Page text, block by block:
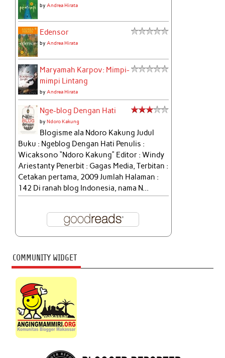
byAndrea Hirata
Edensor
byAndrea Hirata
Maryamah Karpov: Mimpi-
mimpi Lintang
byAndrea Hirata
Nge-blog Dengan Hati
byNdoro Kakung
Blogisme ala Ndoro Kakung Judul
Buku : Ngeblog Dengan Hati Penulis :
Wicaksono “Ndoro Kakung” Editor : Windy
Ariestanty Penerbit : Gagas Media, Terbitan :
Cetakan pertama, 2009 Jumlah Halaman :
142 Di ranah blog Indonesia, nama N...
COMMUNITY WIDGET